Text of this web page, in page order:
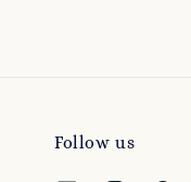
Follow us